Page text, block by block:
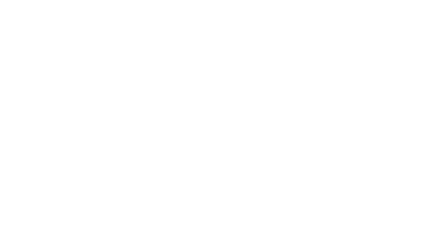
とをご了承ください。
に基づき作成されるも
ことをご了承くださ
ださい。
しないようお願いしま
バーズにご登録され
テル類) : 1000ppm、
ジル) : 1000ppm、
下｢規制貨物等」とい
取引許可)を取得する
う必要な手段を講じ
並びにこれらの製造装
三者に通知します。
場合は、取り引きをい
当のオムロン制御